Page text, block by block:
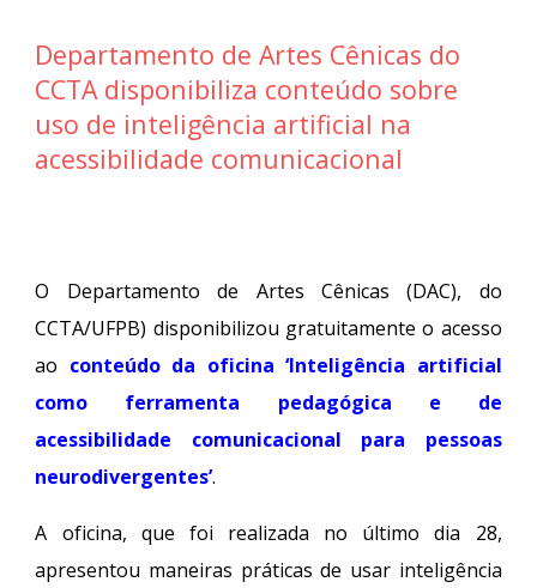
Departamento de Artes Cênicas do
CCTA disponibiliza conteúdo sobre
uso de inteligência artificial na
acessibilidade comunicacional
O Departamento de Artes Cênicas (DAC), do
CCTA/UFPB) disponibilizou gratuitamente o acesso
ao conteúdo da oficina ‘Inteligência artificial
como ferramenta pedagógica e de
acessibilidade comunicacional para pessoas
neurodivergentes’.
A oficina, que foi realizada no último dia 28,
apresentou maneiras práticas de usar inteligência